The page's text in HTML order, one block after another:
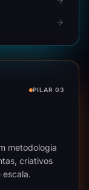
PILAR 03
metodologia
criativos